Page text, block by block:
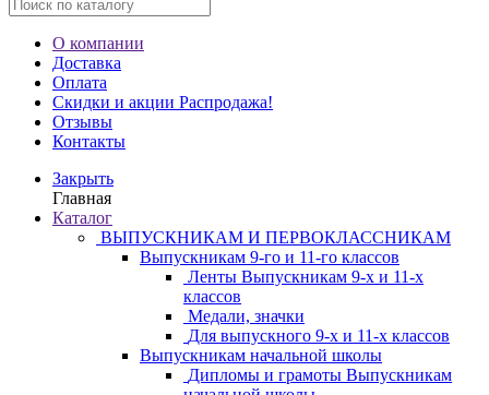
О компании
Доставка
Оплата
Скидки и акции Распродажа!
Отзывы
Контакты
Закрыть
Главная
Каталог
ВЫПУСКНИКАМ И ПЕРВОКЛАССНИКАМ
Выпускникам 9-го и 11-го классов
Ленты Выпускникам 9-х и 11-х
классов
Медали, значки
Для выпускного 9-х и 11-х классов
Выпускникам начальной школы
Дипломы и грамоты Выпускникам